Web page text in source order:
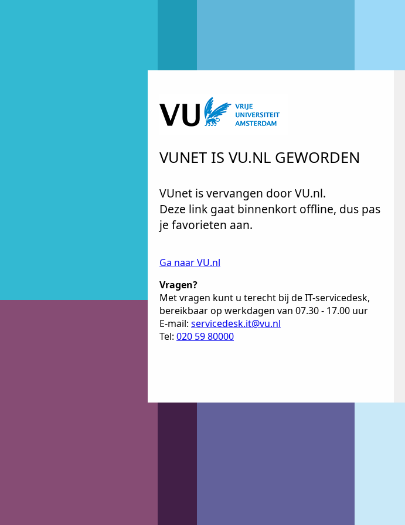
VUNET IS VU.NL GEWORDEN
VUnet is vervangen door VU.nl.
Deze link gaat binnenkort offline, dus pas
je favorieten aan.
Ga naar VU.nl
Vragen?
Met vragen kunt u terecht bij de IT-servicedesk,
bereikbaar op werkdagen van 07.30 - 17.00 uur
E-mail: servicedesk.it@vu.nl
Tel: 020 59 80000